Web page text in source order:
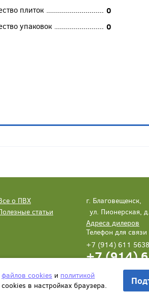
плиток
0
упаковок
0
о ПВХ
статьи
г. Благовещенск,
ул. Пионерская,
Адреса дилеров
Телефон для связи
+7 (914) 611 5638
+7 (914)
Написать нам
файлов cookies и политикой
в настройках браузера.